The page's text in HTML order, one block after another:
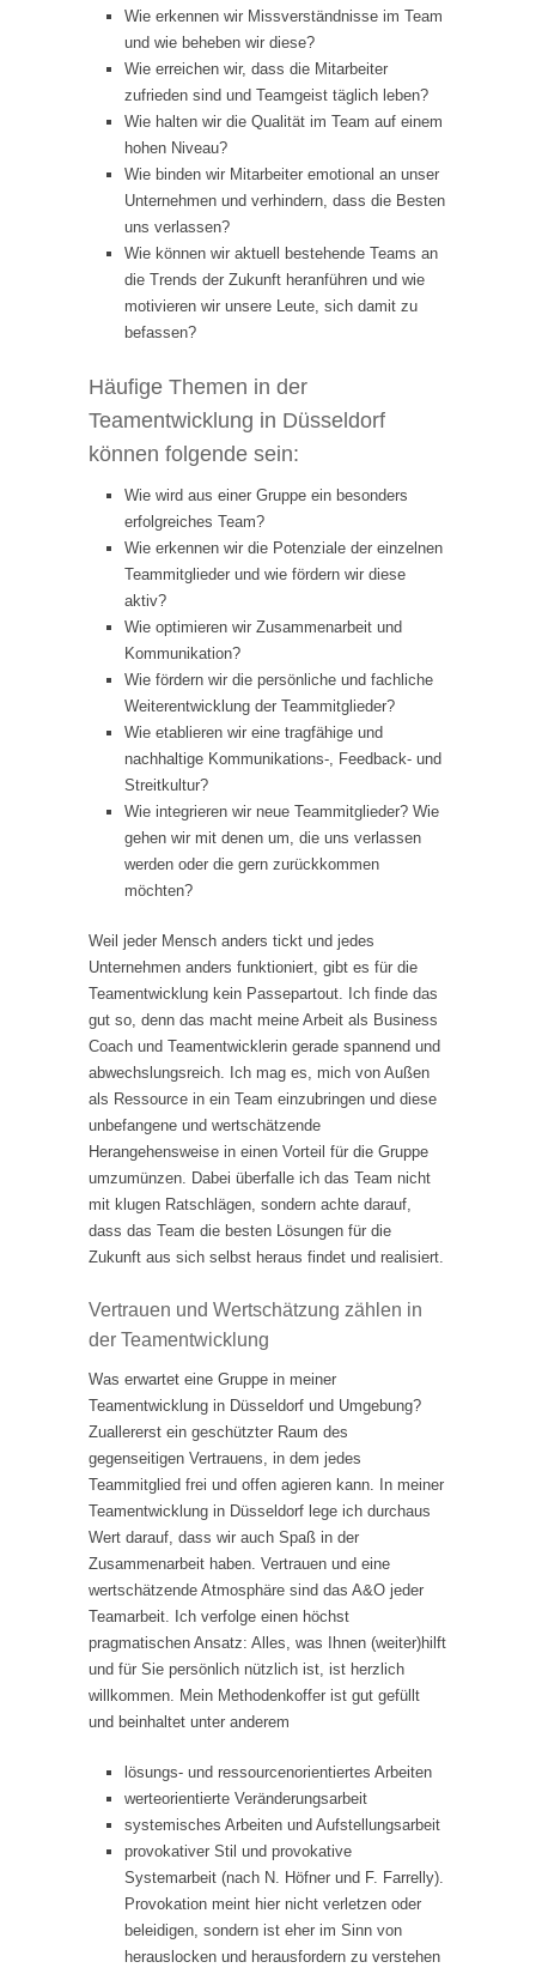
Wie erkennen wir Missverständnisse im Team
und wie beheben wir diese?
Wie erreichen wir, dass die Mitarbeiter
zufrieden sind und Teamgeist täglich leben?
Wie halten wir die Qualität im Team auf einem
hohen Niveau?
Wie binden wir Mitarbeiter emotional an unser
Unternehmen und verhindern, dass die Besten
uns verlassen?
Wie können wir aktuell bestehende Teams an
die Trends der Zukunft heranführen und wie
motivieren wir unsere Leute, sich damit zu
befassen?
Häufige Themen in der
Teamentwicklung in Düsseldorf
können folgende sein:
Wie wird aus einer Gruppe ein besonders
erfolgreiches Team?
Wie erkennen wir die Potenziale der einzelnen
Teammitglieder und wie fördern wir diese
aktiv?
Wie optimieren wir Zusammenarbeit und
Kommunikation?
Wie fördern wir die persönliche und fachliche
Weiterentwicklung der Teammitglieder?
Wie etablieren wir eine tragfähige und
nachhaltige Kommunikations-, Feedback- und
Streitkultur?
Wie integrieren wir neue Teammitglieder? Wie
gehen wir mit denen um, die uns verlassen
werden oder die gern zurückkommen
möchten?
Weil jeder Mensch anders tickt und jedes
Unternehmen anders funktioniert, gibt es für die
Teamentwicklung kein Passepartout. Ich finde das
gut so, denn das macht meine Arbeit als Business
Coach und Teamentwicklerin gerade spannend und
abwechslungsreich. Ich mag es, mich von Außen
als Ressource in ein Team einzubringen und diese
unbefangene und wertschätzende
Herangehensweise in einen Vorteil für die Gruppe
umzumünzen. Dabei überfalle ich das Team nicht
mit klugen Ratschlägen, sondern achte darauf,
dass das Team die besten Lösungen für die
Zukunft aus sich selbst heraus findet und realisiert.
Vertrauen und Wertschätzung zählen in
der Teamentwicklung
Was erwartet eine Gruppe in meiner
Teamentwicklung in Düsseldorf und Umgebung?
Zuallererst ein geschützter Raum des
gegenseitigen Vertrauens, in dem jedes
Teammitglied frei und offen agieren kann. In meiner
Teamentwicklung in Düsseldorf lege ich durchaus
Wert darauf, dass wir auch Spaß in der
Zusammenarbeit haben. Vertrauen und eine
wertschätzende Atmosphäre sind das A&O jeder
Teamarbeit. Ich verfolge einen höchst
pragmatischen Ansatz: Alles, was Ihnen (weiter)hilft
und für Sie persönlich nützlich ist, ist herzlich
willkommen. Mein Methodenkoffer ist gut gefüllt
und beinhaltet unter anderem
lösungs- und ressourcenorientiertes Arbeiten
werteorientierte Veränderungsarbeit
systemisches Arbeiten und Aufstellungsarbeit
provokativer Stil und provokative
Systemarbeit (nach N. Höfner und F. Farrelly).
Provokation meint hier nicht verletzen oder
beleidigen, sondern ist eher im Sinn von
herauslocken und herausfordern zu verstehen